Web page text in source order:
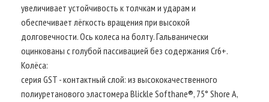
увеличивает устойчивость к толчкам и ударам и
обеспечивает лёгкость вращения при высокой
долговечности. Ось колеса на болту. Гальванически
оцинкованы с голубой пассивацией без содержания Cr6+.
Колёса:
серия GST - контактный слой: из высококачественного
полиуретанового эластомера Blickle Softhane®, 75° Shore A,